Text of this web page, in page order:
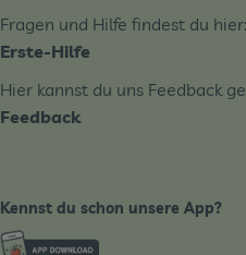
Fragen und Hilfe findest du hier:
Erste-Hilfe
Hier kannst du uns Feedback
Feedback
Kennst du schon unsere App?
Externer Link zu